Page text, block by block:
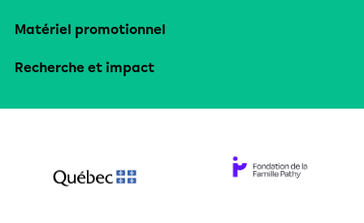
Matériel promotionnel
Recherche et impact